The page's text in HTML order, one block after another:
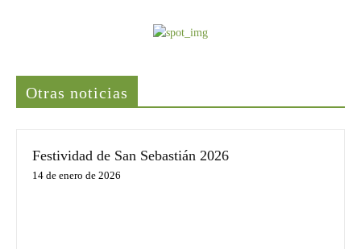
Otras noticias
Festividad de San Sebastián 2026
14 de enero de 2026